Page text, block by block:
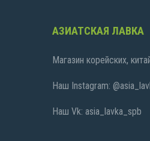
АЗИАТСКАЯ ЛАВКА
Магазин корейских,
Наш Instagram:
Наш Vk: asia_lavka_spb